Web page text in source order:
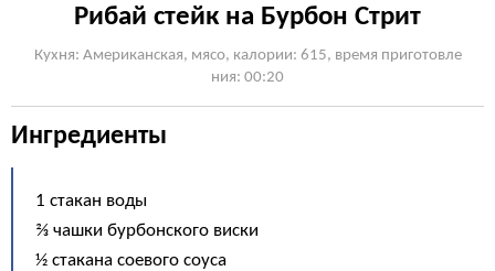
Рибай стейк на Бурбон Стрит
Кухня: Американская, мясо, калории: 615, время приготовле
ния: 00:20
Ингредиенты
1 стакан воды
⅔ чашки бурбонского виски
½ стакана соевого соуса